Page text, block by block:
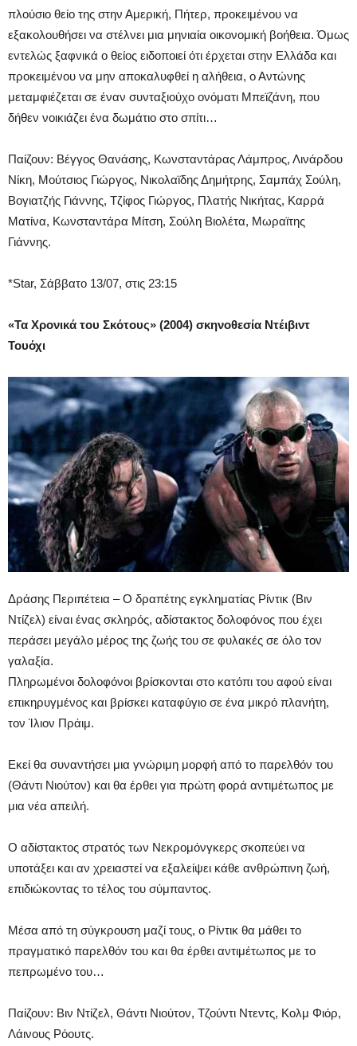
πλούσιο θείο της στην Αμερική, Πήτερ, προκειμένου να
εξακολουθήσει να στέλνει μια μηνιαία οικονομική βοήθεια. Όμως
εντελώς ξαφνικά ο θείος ειδοποιεί ότι έρχεται στην Ελλάδα και
προκειμένου να μην αποκαλυφθεί η αλήθεια, ο Αντώνης
μεταμφιέζεται σε έναν συνταξιούχο ονόματι Μπεϊζάνη, που
δήθεν νοικιάζει ένα δωμάτιο στο σπίτι…
Παίζουν: Βέγγος Θανάσης, Κωνσταντάρας Λάμπρος, Λινάρδου
Νίκη, Μούτσιος Γιώργος, Νικολαϊδης Δημήτρης, Σαμπάχ Σούλη,
Βογιατζής Γιάννης, Τζίφος Γιώργος, Πλατής Νικήτας, Καρρά
Ματίνα, Κωνσταντάρα Μίτση, Σούλη Βιολέτα, Μωραϊτης
Γιάννης.
*Star, Σάββατο 13/07, στις 23:15
«Τα Χρονικά του Σκότους» (2004) σκηνοθεσία Ντέιβιντ
Τουόχι
Δράσης Περιπέτεια – Ο δραπέτης εγκληματίας Ρίντικ (Βιν
Ντίζελ) είναι ένας σκληρός, αδίστακτος δολοφόνος που έχει
περάσει μεγάλο μέρος της ζωής του σε φυλακές σε όλο τον
γαλαξία.
Πληρωμένοι δολοφόνοι βρίσκονται στο κατόπι του αφού είναι
επικηρυγμένος και βρίσκει καταφύγιο σε ένα μικρό πλανήτη,
τον Ίλιον Πράιμ.
Εκεί θα συναντήσει μια γνώριμη μορφή από το παρελθόν του
(Θάντι Νιούτον) και θα έρθει για πρώτη φορά αντιμέτωπος με
μια νέα απειλή.
Ο αδίστακτος στρατός των Νεκρομόνγκερς σκοπεύει να
υποτάξει και αν χρειαστεί να εξαλείψει κάθε ανθρώπινη ζωή,
επιδιώκοντας το τέλος του σύμπαντος.
Μέσα από τη σύγκρουση μαζί τους, ο Ρίντικ θα μάθει το
πραγματικό παρελθόν του και θα έρθει αντιμέτωπος με το
πεπρωμένο του…
Παίζουν: Βιν Ντίζελ, Θάντι Νιούτον, Τζούντι Ντεντς, Κολμ Φιόρ,
Λάινους Ρόουτς.